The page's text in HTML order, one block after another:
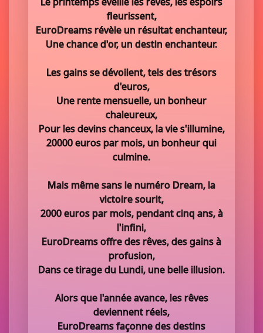
fleurissent,
EuroDreams révèle un résultat enchanteur,
Une chance d'or, un destin enchanteur.
Les gains se dévoilent, tels des trésors
d'euros,
Une rente mensuelle, un bonheur
chaleureux,
Pour les devins chanceux, la vie s'illumine,
20000 euros par mois, un bonheur qui
culmine.
Mais même sans le numéro Dream, la
victoire sourit,
2000 euros par mois, pendant cinq ans, à
l'infini,
EuroDreams offre des rêves, des gains à
profusion,
Dans ce tirage du Lundi, une belle illusion.
Alors que l'année avance, les rêves
deviennent réels,
EuroDreams façonne des destins